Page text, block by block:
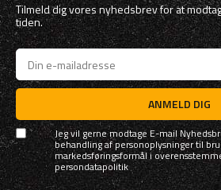
Tilmeld dig vores nyhedsbrev for at
tiden.
ANMELD DIG
Jeg vil gerne modtage E-mail
behandling af personoplysninger til
markedsføringsformål i
persondatapolitik